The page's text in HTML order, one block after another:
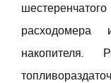
расходомера
накопителя.